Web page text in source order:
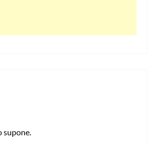
supone.